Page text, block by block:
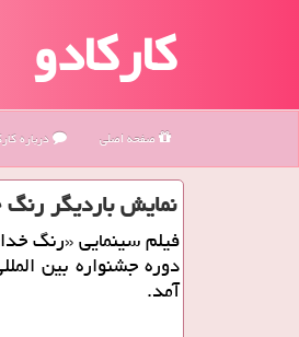
کارکادو
صفحه اصلی درباره
نمایش باردیگر رنگ
فیلم سینمایی «رنگ
دوره جشنواره بین
آمد.